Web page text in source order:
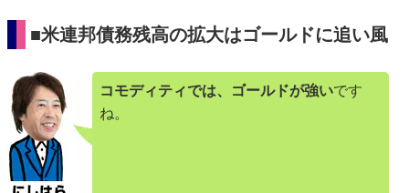
■米連邦債務残高の拡大はゴールドに追い風
コモディティでは、ゴールドが強いです
ね。